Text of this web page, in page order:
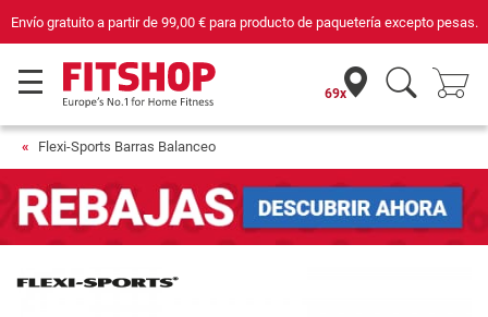
Envío gratuito a partir de 99,00 €para producto de paquetería excepto pesas.
69x
Flexi-Sports Barras Balanceo